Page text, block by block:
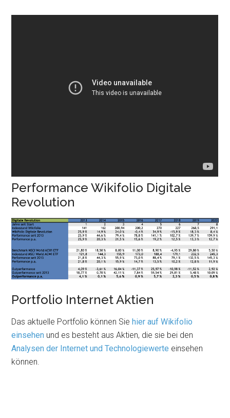
Performance Wikifolio Digitale
Revolution
Portfolio Internet Aktien
Das aktuelle Portfolio können Sie hier auf Wikifolio
einsehen und es besteht aus Aktien, die sie bei den
Analysen der Internet und Technologiewerte einsehen
können.